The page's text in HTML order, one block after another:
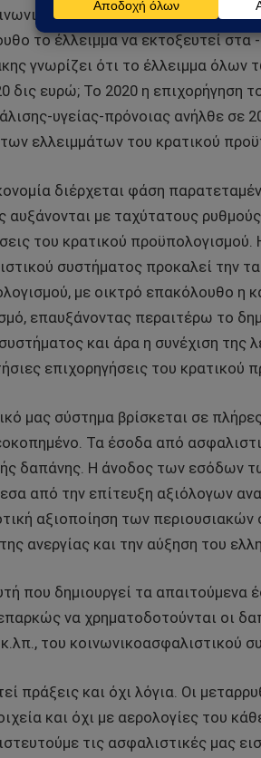
ασφάλισης-υγείας-
το έλλειμμα να εκτοξευτεί στα
γνωρίζει ότι το έλλειμμα όλων
δις ευρώ; Το 2020 η επιχορήγηση
υγείας-πρόνοιας ανήλθε σε
ελλειμμάτων του κρατικού
διέρχεται φάση
αυξάνονται με ταχύτατους
του κρατικού
συστήματος προκαλεί την
με οικτρό επακόλουθο η
επαυξάνοντας περαιτέρω το
και άρα η συνέχιση της
επιχορηγήσεις του κρατικού
μας σύστημα βρίσκεται σε
Τα έσοδα από
δαπάνης. Η άνοδος των εσόδων
από την επίτευξη αξιόλογων
αξιοποίηση των
ανεργίας και την αύξηση του
που δημιουργεί τα
να χρηματοδοτούνται οι
του κοινωνικοασφαλιστικού
πράξεις και όχι λόγια. Οι
και όχι με αερολογίες του
τις ασφαλιστικές μας